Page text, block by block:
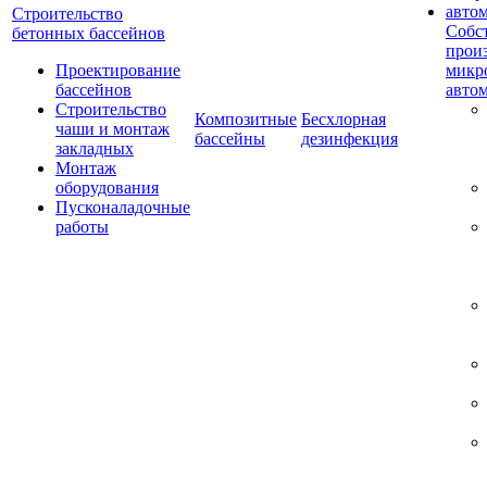
Строительство
бетонных бассейнов
Проектирование
бассейнов
Строительство
чаши и монтаж
закладных
Монтаж
оборудования
Пусконаладочные
работы
Композитные
бассейны
Бесхлорная
дезинфекция